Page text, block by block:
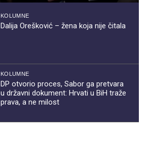
KOLUMNE
Dalija Orešković – žena koja nije čitala
KOLUMNE
DP otvorio proces, Sabor ga pretvara
u državni dokument: Hrvati u BiH traže
prava, a ne milost